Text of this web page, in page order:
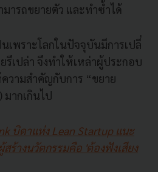
ารถขยายตัว และทำซ้ำได้
นเพราะโลกในปัจจุบันมีการเปลี่
รึเปล่า จึงทำให้เหล่าผู้ประกอบ
วามสำคัญกับการ “ขยาย
มากเกินไป
บิดาแห่ง Lean Startup แนะ
ร้างนวัตกรรมคือ 'ต้องฟังเสียง